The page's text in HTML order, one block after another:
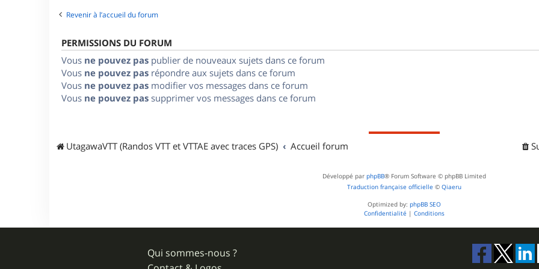
e
Revenir à l’accueil du forum
PERMISSIONS DU FORUM
Vous ne pouvez pas publier de nouveaux sujets dans ce forum
Vous ne pouvez pas répondre aux sujets dans ce forum
Vous ne pouvez pas modifier vos messages dans ce forum
Vous ne pouvez pas supprimer vos messages dans ce forum
UtagawaVTT (Randos VTT et VTTAE avec traces GPS) Accueil forum
Développé par phpBB® Forum Software © phpBB Limited
Traduction française officielle © Qiaeru
Optimized by: phpBB SEO
Confidentialité | Conditions
Qui sommes-nous ?